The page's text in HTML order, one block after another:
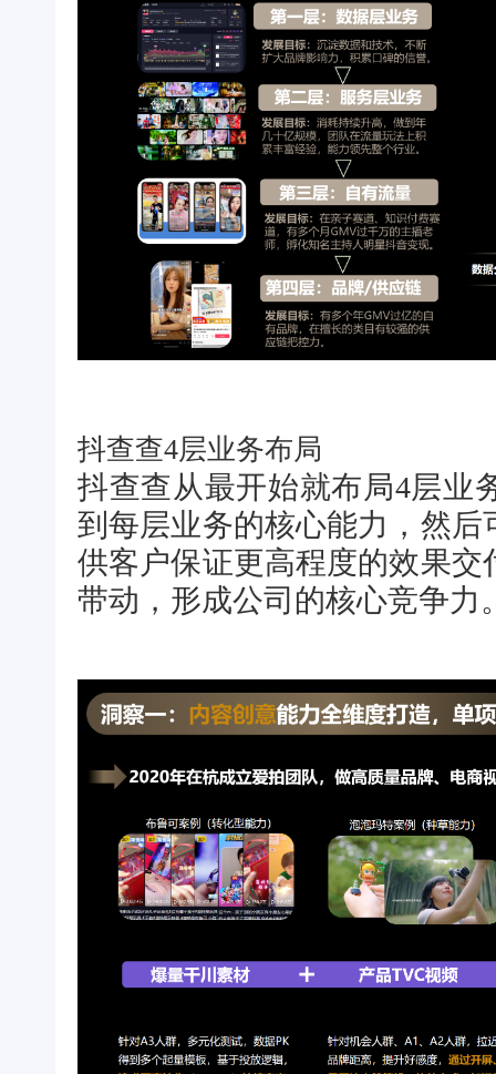
抖查查4层业务布局
抖查查从最开始就布局4层业
到每层业务的核心能力，然
供客户保证更高程度的效果
带动，形成公司的核心竞争力